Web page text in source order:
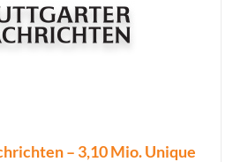
– 3,10 Mio. Unique